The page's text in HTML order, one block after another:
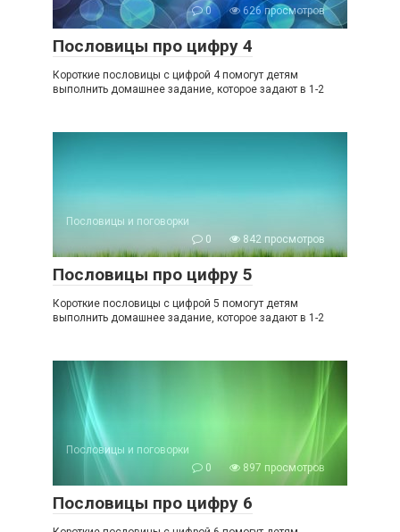
0
626 просмотров
Пословицы про цифру 4
Короткие пословицы с цифрой 4 помогут детям
выполнить домашнее задание, которое задают в 1-2
Пословицы и поговорки
0
842 просмотров
Пословицы про цифру 5
Короткие пословицы с цифрой 5 помогут детям
выполнить домашнее задание, которое задают в 1-2
Пословицы и поговорки
0
897 просмотров
Пословицы про цифру 6